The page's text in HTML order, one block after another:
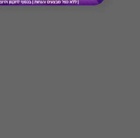
רכישת הגיפט עפ"י הסכום